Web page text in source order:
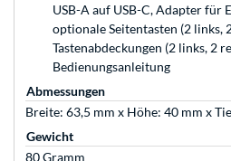
USB-A auf USB-C, Adapter für
optionale Seitentasten (2 links,
Tastenabdeckungen (2 links, 2
Bedienungsanleitung
Abmessungen
Breite: 63,5 mm x Höhe: 40 mm x
Gewicht
80 Gramm